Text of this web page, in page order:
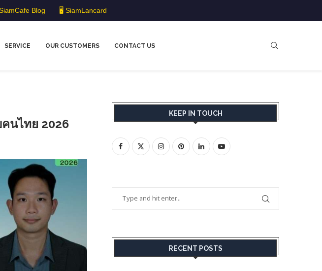
Blog 🖥️ SiamLancard
SERVICE OUR CUSTOMERS CONTACT US
นไทย 2026
KEEP IN TOUCH
RECENT POSTS